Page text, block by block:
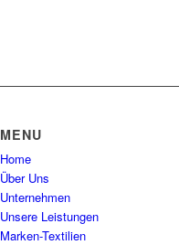
MENU
Home
Über Uns
Unternehmen
Unsere Leistungen
Marken-Textilien